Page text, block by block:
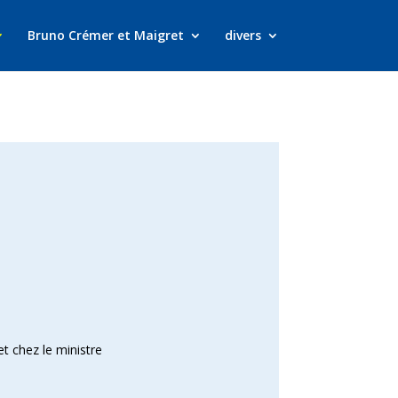
Bruno Crémer et Maigret divers
chez le ministre